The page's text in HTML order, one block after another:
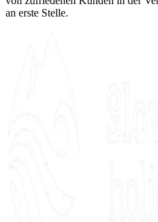
an erste Stelle.